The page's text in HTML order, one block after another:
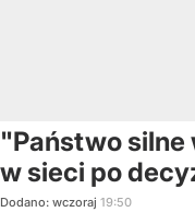
"Państwo silne
w sieci po
Dodano: wczoraj 19:50